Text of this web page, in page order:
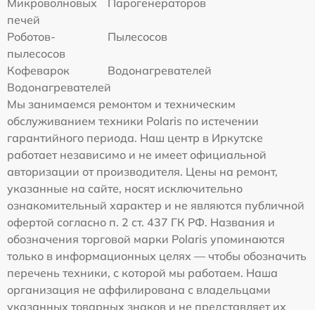
Микроволновых
печей
Парогенераторов
Роботов-
пылесосов
Пылесосов
Кофеварок
Водонагревателей
Водонагревателей
Мы занимаемся ремонтом и техническим
обслуживанием техники Polaris по истечении
гарантийного периода. Наш центр в Иркутске
работает независимо и не имеет официальной
авторизации от производителя. Цены на ремонт,
указанные на сайте, носят исключительно
ознакомительный характер и не являются публичной
офертой согласно п. 2 ст. 437 ГК РФ. Названия и
обозначения торговой марки Polaris упоминаются
только в информационных целях — чтобы обозначить
перечень техники, с которой мы работаем. Наша
организация не аффилирована с владельцами
указанных товарных знаков и не представляет их